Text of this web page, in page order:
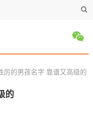
厉的男孩名字 靠谱又高级的
的